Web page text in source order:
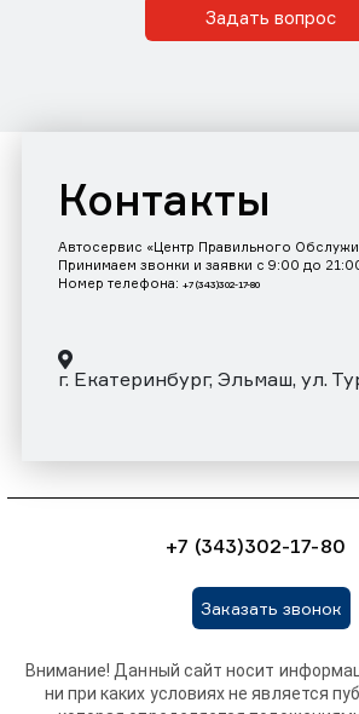
Задать вопрос
Контакты
Автосервис «Центр Правильного
Принимаем звонки и заявки с 9:00 до
Номер телефона: +7 (343)302-17-80
г. Екатеринбург, Эльмаш, ул.
+7 (343)302-17-80
Заказать звонок
Внимание! Данный сайт носит
ни при каких условиях не является